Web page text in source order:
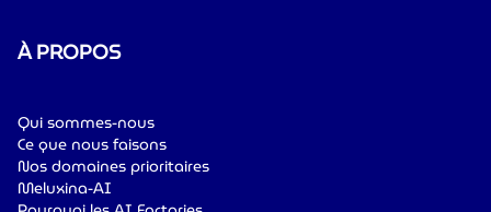
À PROPOS
Qui sommes-nous
Ce que nous faisons
Nos domaines prioritaires
Meluxina-AI